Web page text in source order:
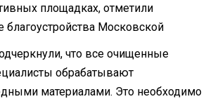
площадках, отметили
благоустройства Московской
что все очищенные
обрабатывают
материалами. Это необходимо